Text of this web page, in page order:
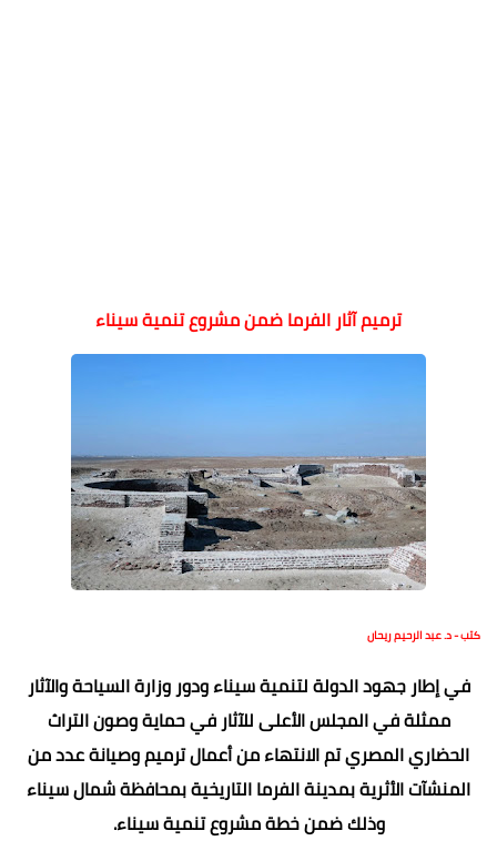
ترميم آثار الفرما ضمن مشروع تنمية سيناء
كتب - د. عبد الرحيم ريحان
في إطار جهود الدولة لتنمية سيناء ودور وزارة السياحة والآثار
ممثلة في المجلس الأعلى للآثار في حماية وصون التراث
الحضاري المصري تم الانتهاء من أعمال ترميم وصيانة عدد من
المنشآت الأثرية بمدينة الفرما التاريخية بمحافظة شمال سيناء
وذلك ضمن خطة مشروع تنمية سيناء.